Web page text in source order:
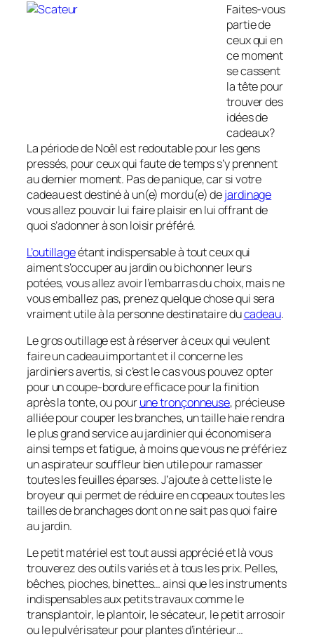
Faites-vous
partie de
ceux qui en
ce moment
se cassent
la tête pour
trouver des
idées de
cadeaux?
La période de Noêl est redoutable pour les gens
pressés, pour ceux qui faute de temps s’y prennent
au dernier moment. Pas de panique, car si votre
cadeau est destiné à un(e) mordu(e) dejardinage
vous allez pouvoir lui faire plaisir en lui offrant de
quoi s’adonner à son loisir préféré.
L’outillageétant indispensable à tout ceux qui
aiment s’occuper au jardin ou bichonner leurs
potées, vous allez avoir l’embarras du choix, mais ne
vous emballez pas, prenez quelque chose qui sera
vraiment utile à la personne destinataire ducadeau.
Le gros outillage est à réserver à ceux qui veulent
faire un cadeau important et il concerne les
jardiniers avertis, si c’est le cas vous pouvez opter
pour un coupe-bordure efficace pour la finition
après la tonte, ou pourune tronçonneuse, précieuse
alliée pour couper les branches, un taille haie rendra
le plus grand service au jardinier qui économisera
ainsi temps et fatigue, à moins que vous ne préfériez
un aspirateur souffleur bien utile pour ramasser
toutes les feuilles éparses. J’ajoute à cette liste le
broyeur qui permet de réduire en copeaux toutes les
tailles de branchages dont on ne sait pas quoi faire
au jardin.
Le petit matériel est tout aussi apprécié et là vous
trouverez des outils variés et à tous les prix. Pelles,
bêches, pioches, binettes… ainsi que les instruments
indispensables aux petits travaux comme le
transplantoir, le plantoir, le sécateur, le petit arrosoir
ou le pulvérisateur pour plantes d’intérieur…